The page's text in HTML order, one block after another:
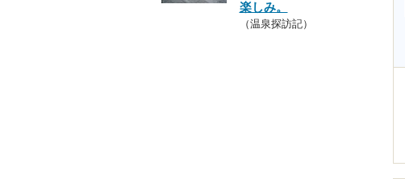
楽しみ。
（温泉探訪記）